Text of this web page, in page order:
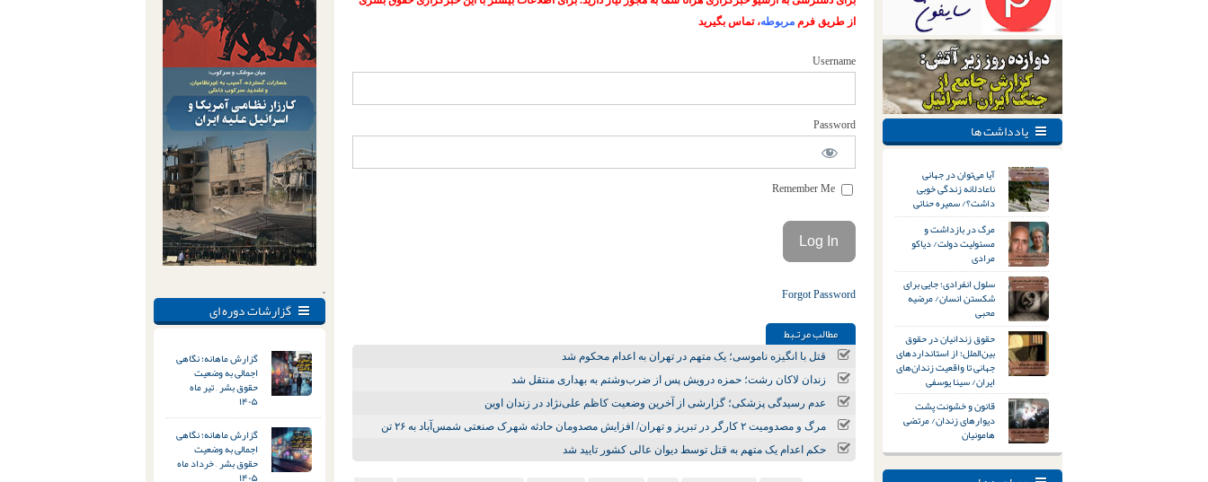
.
گزارشات دوره ای
گزارش ماهانه؛ نگاهی
اجمالی به وضعیت
حقوق بشر – تیر ماه
۱۴۰۵
گزارش ماهانه؛ نگاهی
اجمالی به وضعیت
حقوق بشر – خرداد ماه
۱۴۰۵
از طریق فرم مربوطه، تماس بگیرید
Username
Password
Forgot Password
مطالب مرتـبط
قتل با انگیزه ناموسی؛ یک متهم در تهران به اعدام محکوم شد
زندان لاکان رشت؛ حمزه درویش پس از ضرب‌وشتم به بهداری منتقل شد
عدم رسیدگی پزشکی؛ گزارشی از آخرین وضعیت کاظم علی‌نژاد در زندان اوین
مرگ و مصدومیت ۲ کارگر در تبریز و تهران/ افزایش مصدومان حادثه شهرک صنعتی شمس‌آباد به ۲۶ تن
حکم اعدام یک متهم به قتل توسط دیوان عالی کشور تایید شد
یادداشت ها
آیا می‌توان در جهانی
ناعادلانه زندگی خوبی
داشت؟/ سمیره حنائی
مرگ در بازداشت و
مسئولیت دولت/ دیاکو
مرادی
سلول انفرادی؛ جایی برای
شکستن انسان/ مرضیه
محبی
حقوق زندانیان در حقوق
بین‌الملل؛ از استانداردهای
جهانی تا واقعیت زندان‌های
ایران/ سینا یوسفی
قانون و خشونت پشت
دیوارهای زندان/ مرتضی
هامونیان